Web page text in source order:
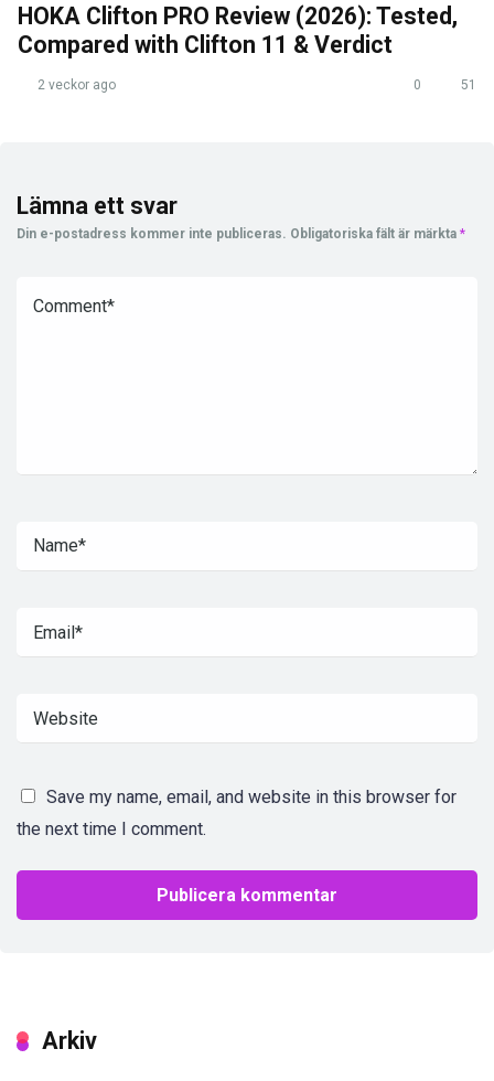
HOKA Clifton PRO Review (2026): Tested,
Compared with Clifton 11 & Verdict
2 veckor ago 0 51
Lämna ett svar
Din e-postadress kommer inte publiceras. Obligatoriska fält är märkta *
Save my name, email, and website in this browser for
the next time I comment.
Arkiv